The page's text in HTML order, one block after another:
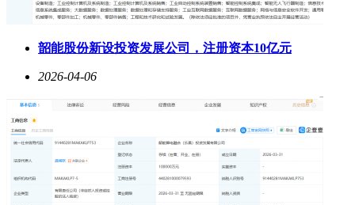
韶能股份新设投资发展公司，注册资本10亿元
2026-04-06